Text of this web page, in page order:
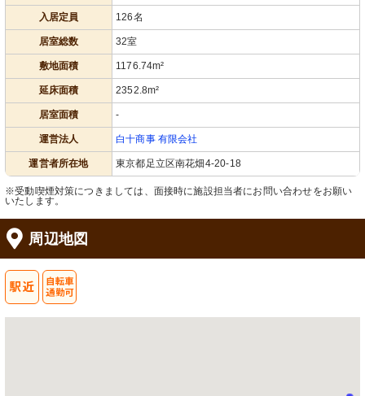
入居定員 126名
居室総数 32室
敷地面積 1176.74m²
延床面積 2352.8m²
居室面積 -
運営法人 白十商事 有限会社
運営者所在地 東京都足立区南花畑4-20-18
※受動喫煙対策につきましては、面接時に施設担当者にお問い合わせをお願い
いたします。
周辺地図